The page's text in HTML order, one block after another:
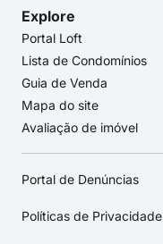
Explore
Portal Loft
Lista de Condomínios
Guia de Venda
Mapa do site
Avaliação de imóvel
Portal de Denúncias
Políticas de Privacidade